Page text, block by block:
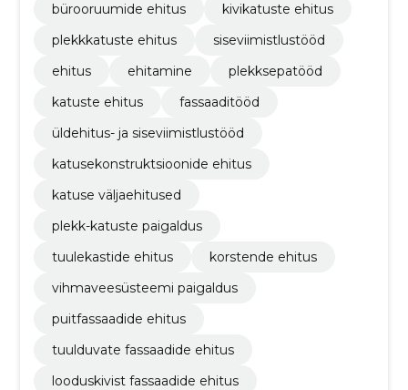
bürooruumide ehitus
kivikatuste ehitus
plekkkatuste ehitus
siseviimistlustööd
ehitus
ehitamine
plekksepatööd
katuste ehitus
fassaaditööd
üldehitus- ja siseviimistlustööd
katusekonstruktsioonide ehitus
katuse väljaehitused
plekk-katuste paigaldus
tuulekastide ehitus
korstende ehitus
vihmaveesüsteemi paigaldus
puitfassaadide ehitus
tuulduvate fassaadide ehitus
looduskivist fassaadide ehitus